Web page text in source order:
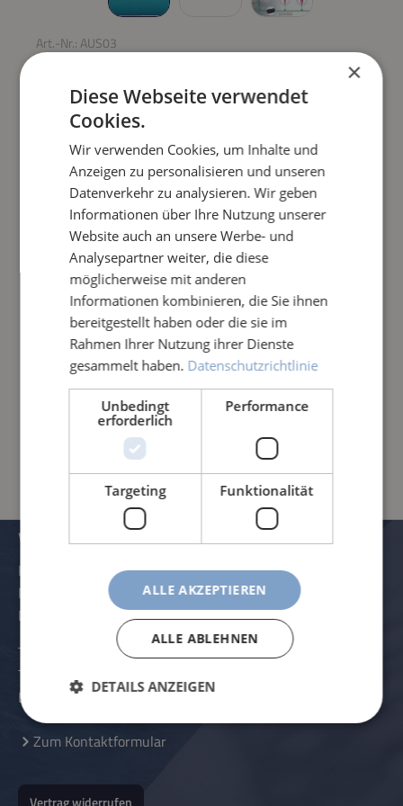
Art.-Nr.:AUS03
PHOSPAT® FF
Regulärer Preis:
548,99 €
Preise inkl. MwSt. zzgl. Versandkosten
Produkt Anzahl: Gib den gewünschten
IN DEN WARENKORB
Frage zum Artikel
PRODUKTINFORMATIONEN
VERWALTUNG UND KONTAKTDATEN
Rössle AG
Pater-Hartmann-Straße 23
D-87616 Marktoberdorf
Telefon:
+49 (0) 8342 - 70 59 5-0
Telefax:
+49 (0) 8342 - 70 59 5-70
E-Mail: info@roessle.ag
Zum Kontaktformular
Vertrag widerrufen
×
Diese Webseite verwendet
Cookies.
Wir verwenden Cookies, um Inhalte und
Anzeigen zu personalisieren und unseren
Datenverkehr zu analysieren. Wir geben
Informationen über Ihre Nutzung unserer
Website auch an unsere Werbe- und
Analysepartner weiter, die diese
möglicherweise mit anderen
Informationen kombinieren, die Sie ihnen
bereitgestellt haben oder die sie im
Rahmen Ihrer Nutzung ihrer Dienste
gesammelt haben. Datenschutzrichtlinie
Unbedingt
erforderlich
Performance
Targeting Funktionalität
ALLE AKZEPTIEREN
ALLE ABLEHNEN
DETAILS ANZEIGEN